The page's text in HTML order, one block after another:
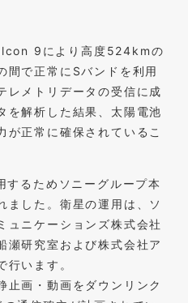
9により高度524kmの
間で正常にSバンドを利用
レメトリデータの受信に成
を解析した結果、太陽電池
が正常に確保されているこ
するためソニーグループ本
ました。衛星の運用は、ソ
ュニケーションズ株式会社
瀬研究室および株式会社ア
行います。
止画・動画をダウンリンク